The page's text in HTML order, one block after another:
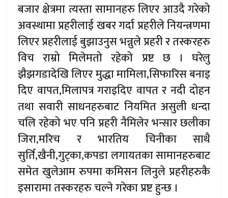
बजार क्षेत्रमा त्यस्ता सामानहरु लिएर आउदै गरेको
अवस्थामा प्रहरीलाई खबर गर्दा प्रहरीले नियन्त्रणमा
लिएर प्रहरीलाई बुझाउनुस भन्नुले प्रहरी र तस्करहरु
विच राम्रो मिलेमतो रहेको प्रष्ट छ । घरेलु
झैझगडादेखि लिएर मुद्धा मामिला,सिफारिस बनाइ
दिए वापत,मिलापत्र गराइदिए वापत र नदी दोहन
तथा सवारी साधनहरुबाट नियमित असुली धन्दा
चलि रहेको भए पनि प्रहरी नैमिलेर भन्सार छलीका
जिरा,मरिच र भारतिय चिनीका साथै
सुर्ति,खैनी,गुट्का,कपडा लगायतका सामानहरुबाट
समेत खुलेआम रुपमा कमिसन लिनुले प्रहरीहरुकै
इसारामा तस्करहरु चल्ने गरेका प्रष्ट हुन्छ ।